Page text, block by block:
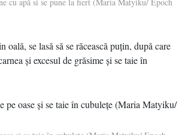
cu apă si se pune la fiert (Maria Matyiku/ Epoch
oală, se lasă să se răcească puţin, după care
şi excesul de grăsime şi se taie în